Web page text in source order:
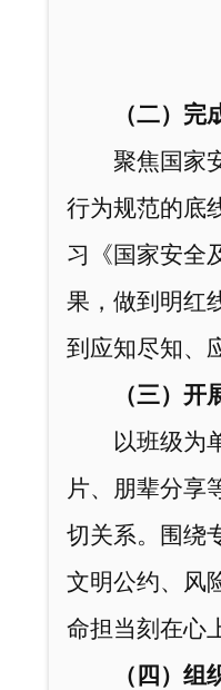
（二）完
聚焦国家
行为规范的底
习《国家安全
果，做到明红
到应知尽知、
（三）开
以班级为
片、朋辈分享
切关系。围绕
文明公约、风
命担当刻在心
（四）组